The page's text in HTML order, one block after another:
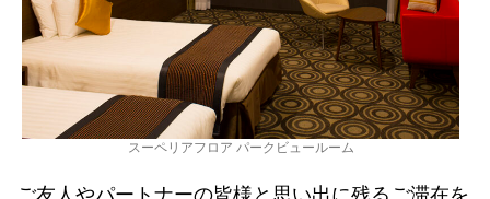
スーペリアフロア パークビュールーム